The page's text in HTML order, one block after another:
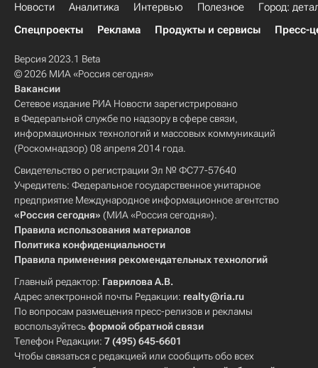
Новости Аналитика Интервью Полезное
Город:
Спецпроекты
Реклама Продукты и сервисы Пресс-
Версия 2023.1 Beta
© 2026 МИА «Россия сегодня»
Вакансии
Сетевое издание РИА Новости зарегистрировано
в Федеральной службе по надзору в сфере связи,
информационных технологий и массовых коммуникаций
(Роскомнадзор) 08 апреля 2014 года.
Свидетельство о регистрации Эл № ФС77-57640
Учредитель: Федеральное государственное унитарное
предприятие Международное информационное агентство
«Россия сегодня» (МИА «Россия сегодня»).
Правила использования материалов
Политика конфиденциальности
Правила применения рекомендательных технологий
Главный редактор: Гаврилова А.В.
Адрес электронной почты Редакции: realty@ria.ru
По вопросам размещения пресс-релизов и рекламы
воспользуйтесьформой обратной связи
Телефон Редакции: 7 (495) 645-6601
Чтобы связаться с редакцией или сообщить обо всех